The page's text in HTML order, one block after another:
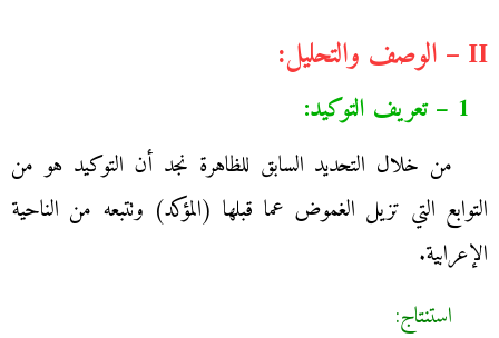
II – الوصف والتحليل:
1 – تعريف التوكيد:
من خلال التحديد السابق للظاهرة نجد أن التوكيد هو من
التوابع التي تزيل الغموض عما قبلها (المؤكد) وتتبعه من الناحية
الإعرابية.
استنتاج: